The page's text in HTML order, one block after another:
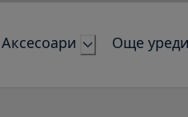
Аксесоари Още уреди